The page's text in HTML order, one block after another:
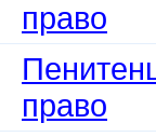
право
право